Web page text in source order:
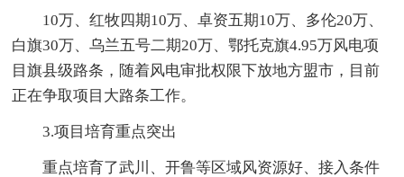
10万、红牧四期10万、卓资五期10万、多伦20万、
白旗30万、乌兰五号二期20万、鄂托克旗4.95万风电项
目旗县级路条，随着风电审批权限下放地方盟市，目前
正在争取项目大路条工作。
3.项目培育重点突出
重点培育了武川、开鲁等区域风资源好、接入条件